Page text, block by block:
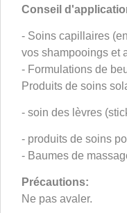
Conseil
- Soins capillaires
vos shampooings et
- Formulations de
Produits de soins
- soin des lèvres
- produits de soins
- Baumes de
Précautions:
Ne pas avaler.